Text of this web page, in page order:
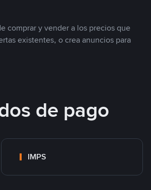
comprar y vender a los precios que
existentes, o crea anuncios para
de pago
IMPS